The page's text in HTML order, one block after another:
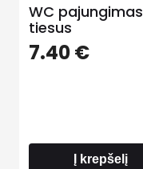
WC pajungimas
tiesus
7.40€
Į krepšelį